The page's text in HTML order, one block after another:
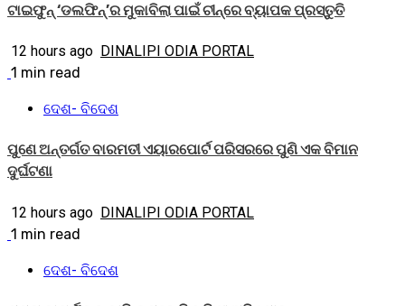
ଟାଇଫୁନ୍ ‘ଡଲଫିନ୍’ର ମୁକାବିଲା ପାଇଁ ଚୀନ୍‌ରେ ବ୍ୟାପକ ପ୍ରସ୍ତୁତି
12 hours ago DINALIPI ODIA PORTAL
1 min read
ଦେଶ- ବିଦେଶ
ପୁଣେ ଅନ୍ତର୍ଗତ ବାରମତୀ ଏୟାରପୋର୍ଟ ପରିସରରେ ପୁଣି ଏକ ବିମାନ
ଦୁର୍ଘଟଣା
12 hours ago DINALIPI ODIA PORTAL
1 min read
ଦେଶ- ବିଦେଶ